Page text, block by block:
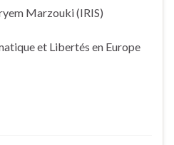
Marzouki (IRIS)
et Libertés en Europe